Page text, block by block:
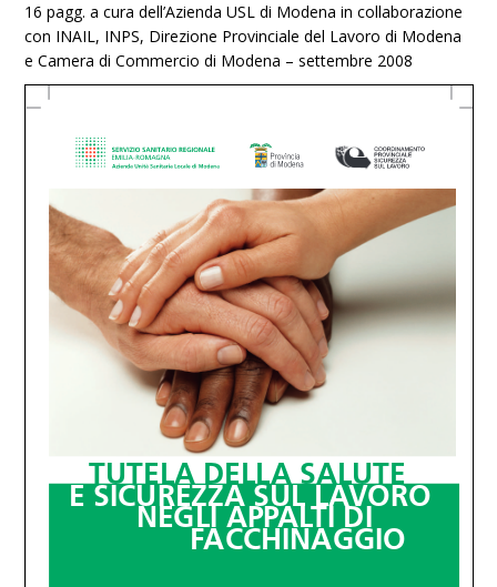
16 pagg. a cura dell’Azienda USL di Modena in collaborazione
con INAIL, INPS, Direzione Provinciale del Lavoro di Modena
e Camera di Commercio di Modena – settembre 2008